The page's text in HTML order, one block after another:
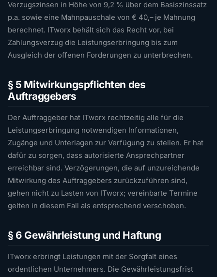
Verzugszinsen in Höhe von 9,2 % über dem Basiszinssatz
p.a. sowie eine Mahnpauschale von € 40,– je Mahnung
berechnet. ITworx behält sich das Recht vor, bei
Zahlungsverzug die Leistungserbringung bis zum
Ausgleich der offenen Forderungen zu unterbrechen.
§ 5 Mitwirkungspflichten des
Auftraggebers
Der Auftraggeber hat ITworx rechtzeitig alle für die
Leistungserbringung notwendigen Informationen,
Zugänge und Unterlagen zur Verfügung zu stellen. Er hat
dafür zu sorgen, dass autorisierte Ansprechpartner
erreichbar sind. Verzögerungen, die auf unzureichende
Mitwirkung des Auftraggebers zurückzuführen sind,
gehen nicht zu Lasten von ITworx; vereinbarte Termine
gelten in diesem Fall als entsprechend verschoben.
§ 6 Gewährleistung und Haftung
ITworx erbringt Leistungen mit der Sorgfalt eines
ordentlichen Unternehmers. Die Gewährleistungsfrist